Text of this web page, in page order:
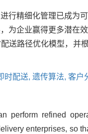
行精细化管理已成为
为企业赢得更多潜在
送路径优化模型，并
时配送, 遗传算法, 客户
perform refined
enterprises, so